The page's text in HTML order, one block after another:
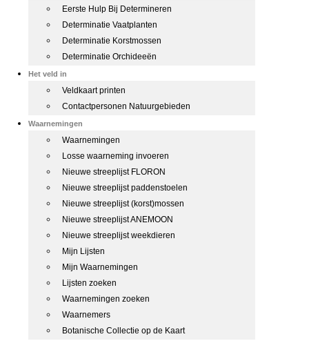
Eerste Hulp Bij Determineren
Determinatie Vaatplanten
Determinatie Korstmossen
Determinatie Orchideeën
Het veld in
Veldkaart printen
Contactpersonen Natuurgebieden
Waarnemingen
Waarnemingen
Losse waarneming invoeren
Nieuwe streeplijst FLORON
Nieuwe streeplijst paddenstoelen
Nieuwe streeplijst (korst)mossen
Nieuwe streeplijst ANEMOON
Nieuwe streeplijst weekdieren
Mijn Lijsten
Mijn Waarnemingen
Lijsten zoeken
Waarnemingen zoeken
Waarnemers
Botanische Collectie op de Kaart